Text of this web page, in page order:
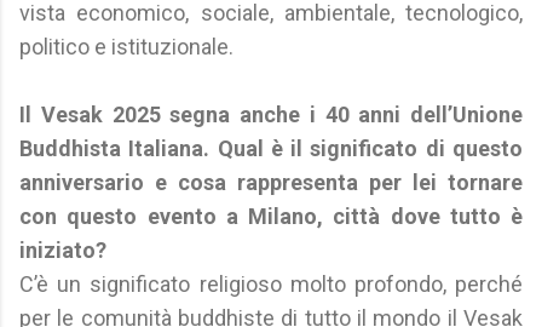
vista economico, sociale, ambientale, tecnologico,
politico e istituzionale.
Il Vesak 2025 segna anche i 40 anni dell’Unione
Buddhista Italiana. Qual è il significato di questo
anniversario e cosa rappresenta per lei tornare
con questo evento a Milano, città dove tutto è
iniziato?
C’è un significato religioso molto profondo, perché
per le comunità buddhiste di tutto il mondo il Vesak